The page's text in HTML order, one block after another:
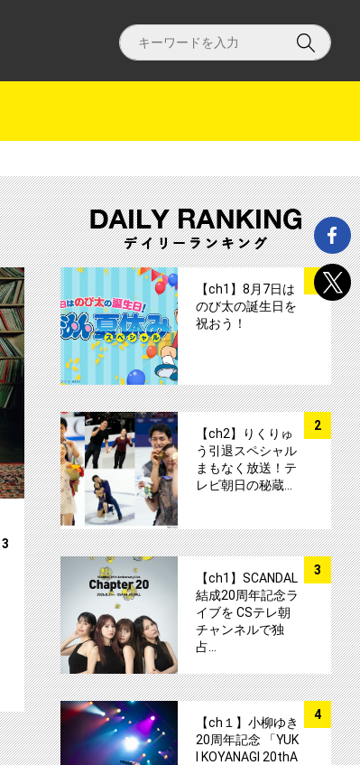
生中継！サムネイル【ch1】DISH//10周年ライブを横浜から独
1
【ch1】8月7日は
のび太の誕生日を
祝おう！
2
【ch2】りくりゅ
う引退スペシャル
まもなく放送！テ
レビ朝日の秘蔵…
3
【ch1】SCANDAL
結成20周年記念ラ
イブを CSテレ朝
チャンネルで独
占…
4
【ch１】小柳ゆき
20周年記念 「YUK
I KOYANAGI 20thA